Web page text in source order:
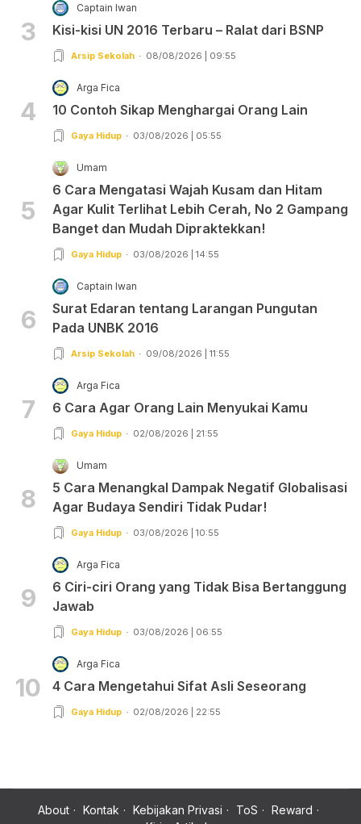
3
Captain Iwan
Kisi-kisi UN 2016 Terbaru – Ralat dari BSNP
Arsip Sekolah 08/08/2026 | 09:55
4
Arga Fica
10 Contoh Sikap Menghargai Orang Lain
Gaya Hidup 03/08/2026 | 05:55
5
Umam
6 Cara Mengatasi Wajah Kusam dan Hitam
Agar Kulit Terlihat Lebih Cerah, No 2 Gampang
Banget dan Mudah Dipraktekkan!
Gaya Hidup 03/08/2026 | 14:55
6
Captain Iwan
Surat Edaran tentang Larangan Pungutan
Pada UNBK 2016
Arsip Sekolah 09/08/2026 | 11:55
7
Arga Fica
6 Cara Agar Orang Lain Menyukai Kamu
Gaya Hidup 02/08/2026 | 21:55
8
Umam
5 Cara Menangkal Dampak Negatif Globalisasi
Agar Budaya Sendiri Tidak Pudar!
Gaya Hidup 03/08/2026 | 10:55
9
Arga Fica
6 Ciri-ciri Orang yang Tidak Bisa Bertanggung
Jawab
Gaya Hidup 03/08/2026 | 06:55
10
Arga Fica
4 Cara Mengetahui Sifat Asli Seseorang
Gaya Hidup 02/08/2026 | 22:55
About Kontak Kebijakan Privasi ToS
Reward